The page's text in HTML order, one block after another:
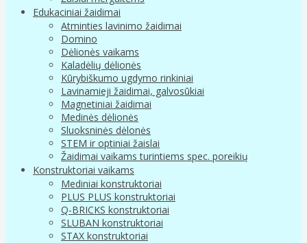
Edukaciniai žaidimai
Atminties lavinimo žaidimai
Domino
Dėlionės vaikams
Kaladėlių dėlionės
Kūrybiškumo ugdymo rinkiniai
Lavinamieji žaidimai, galvosūkiai
Magnetiniai žaidimai
Medinės dėlionės
Sluoksninės dėlonės
STEM ir optiniai žaislai
Žaidimai vaikams turintiems spec. poreikių
Konstruktoriai vaikams
Mediniai konstruktoriai
PLUS PLUS konstruktoriai
Q-BRICKS konstruktoriai
SLUBAN konstruktoriai
STAX konstruktoriai